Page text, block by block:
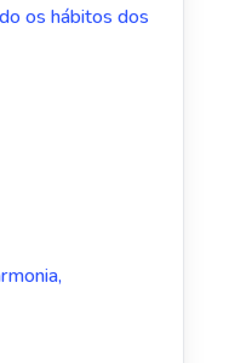
os hábitos dos